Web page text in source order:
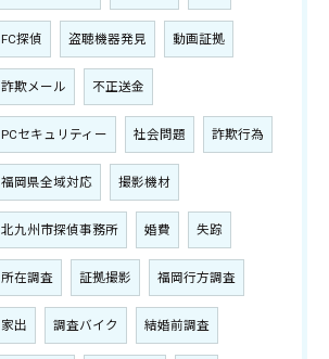
FC探偵 盗聴機器発見 動画証拠
詐欺メール 不正送金
PCセキュリティー 社会問題 詐欺行為
福岡県全域対応 撮影機材
北九州市探偵事務所 婚費 失踪
所在調査 証拠撮影 福岡行方調査
家出 調査バイク 結婚前調査